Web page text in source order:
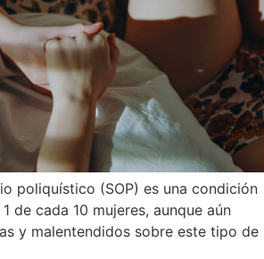
poliquístico (SOP) es una condición
de cada 10 mujeres, aunque aún
y malentendidos sobre este tipo de